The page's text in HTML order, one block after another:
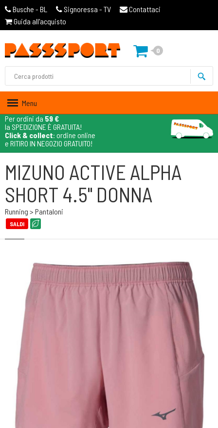
Busche - BL Signoressa - TV
Contattaci
Guida all'acquisto
0
Menu
Per ordini da 59 €
la SPEDIZIONE È GRATUITA!
Click & collect: ordine online
e RITIRO IN NEGOZIO GRATUITO!
MIZUNO ACTIVE ALPHA
SHORT 4.5" DONNA
Running > Pantaloni
SALDI